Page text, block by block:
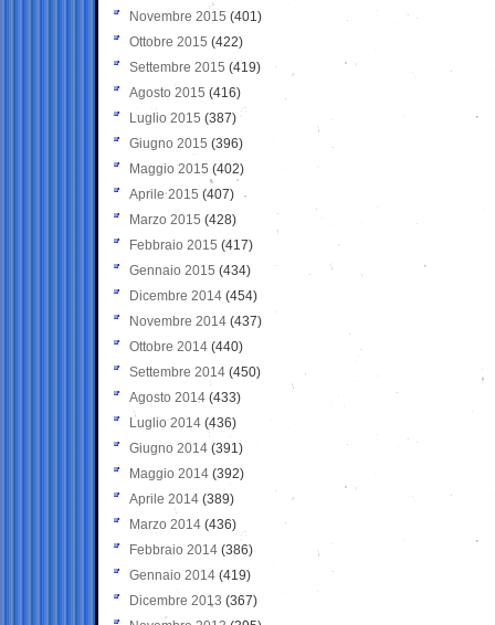
Novembre 2015 (401)
Ottobre 2015 (422)
Settembre 2015 (419)
Agosto 2015 (416)
Luglio 2015 (387)
Giugno 2015 (396)
Maggio 2015 (402)
Aprile 2015 (407)
Marzo 2015 (428)
Febbraio 2015 (417)
Gennaio 2015 (434)
Dicembre 2014 (454)
Novembre 2014 (437)
Ottobre 2014 (440)
Settembre 2014 (450)
Agosto 2014 (433)
Luglio 2014 (436)
Giugno 2014 (391)
Maggio 2014 (392)
Aprile 2014 (389)
Marzo 2014 (436)
Febbraio 2014 (386)
Gennaio 2014 (419)
Dicembre 2013 (367)